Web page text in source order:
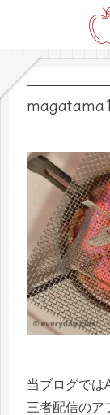
当ブログでは
三者配信のア